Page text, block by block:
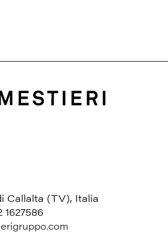
Callalta (TV), Italia